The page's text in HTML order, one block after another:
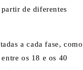
de diferentes
a cada fase, como
os 18 e os 40